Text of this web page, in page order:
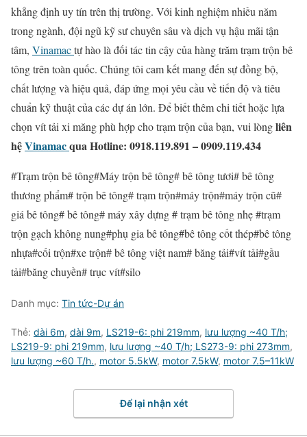
khẳngđịnh uytín trên thị trường. Với kinh nghiệmnhiều năm
trongngành, đội ngũ kỹsưchuyên sâu và dịch vụ hậu mãi tận
tâm, Vinamactựhàolà đối táctin cậycủa hàngtrămtrạmtrộn bê
tôngtrên toàn quốc. Chúngtôi camkếtmangđến sựđồngbộ,
chấtlượngvà hiệu quả, đápứngmọi yêu cầu vềtiến độvà tiêu
chuẩn kỹthuậtcủa cácdựán lớn. Đểbiếtthêmchi tiếthoặclựa
chọn víttải xi măngphù hợpchotrạmtrộn của bạn, vui lòngliên
hệVinamacquaHotline: 0918.119.891 –0909.119.434
#Trạm trộn bê tông#Máy trộn bê tông# bê tông tươi# bê tông
thương phẩm# trộn bê tông# trạm trộn#máy trộn#máy trộn cũ#
giá bê tông# bê tông# máy xây dựng # trạm bê tông nhẹ #trạm
trộn gạch không nung#phụ gia bê tông#bê tông cốt thép#bê tông
nhựa#cối trộn#xe trộn# bê tông việt nam# băng tải#vít tải#gầu
tải#băng chuyền# trục vít#silo
Danh mục: Tin tức-Dự án
Thẻ: dài 6m, dài 9m, LS219-6: phi 219mm, lưu lượng ~40 T/h;
LS219-9: phi 219mm, lưu lượng ~40 T/h; LS273-9: phi 273mm,
lưu lượng ~60 T/h., motor 5.5kW, motor 7.5kW, motor 7.5–11kW
Để lại nhận xét